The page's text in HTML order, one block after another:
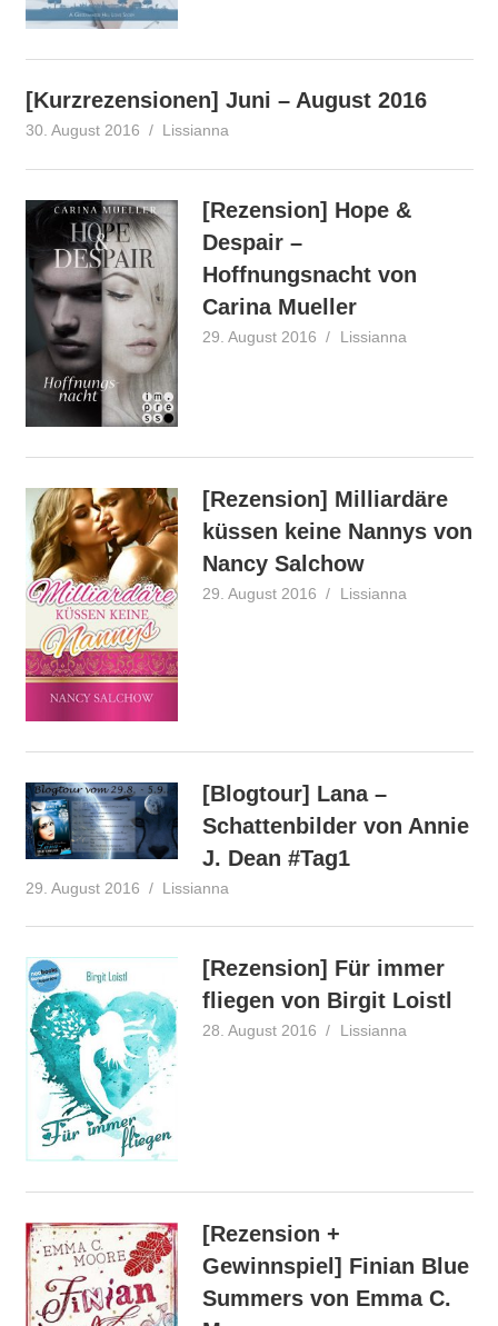
[Kurzrezensionen] Juni – August 2016
30. August 2016 Lissianna
[Rezension] Hope &
Despair –
Hoffnungsnacht von
Carina Mueller
29. August 2016 LissiannaRezension
[Rezension] Milliardäre
küssen keine Nannys von
Nancy Salchow
29. August 2016 Lissianna
[Blogtour] Lana –
Schattenbilder von Annie
J. Dean #Tag1
29. August 2016 Lissianna
[Rezension] Für immer
fliegen von Birgit Loistl
28. August 2016 Lissianna
[Rezension +
Gewinnspiel] Finian Blue
Summers von Emma C.